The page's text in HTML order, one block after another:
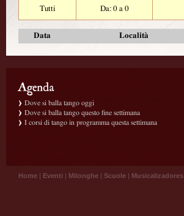
Tutti
Da: 0 a 0
Data Località
Dove si balla tango oggi
Dove si balla tango questo fine settimana
I corsi di tango in programma questa settimana
Home | Eventi | Milonghe | Scuole | Musicalizadores